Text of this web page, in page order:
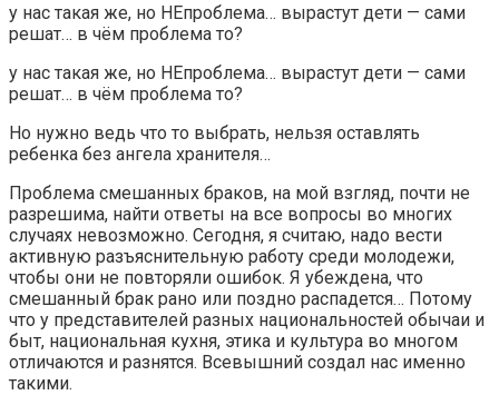
у нас такая же, но НЕпроблема… вырастут дети — сами
решат… в чём проблема то?
у нас такая же, но НЕпроблема… вырастут дети — сами
решат… в чём проблема то?
Но нужно ведь что то выбрать, нельзя оставлять
ребенка без ангела хранителя…
Проблема смешанных браков, на мой взгляд, почти не
разрешима, найти ответы на все вопросы во многих
случаях невозможно. Сегодня, я считаю, надо вести
активную разъяснительную работу среди молодежи,
чтобы они не повторяли ошибок. Я убеждена, что
смешанный брак рано или поздно распадется… Потому
что у представителей разных национальностей обычаи и
быт, национальная кухня, этика и культура во многом
отличаются и разнятся. Всевышний создал нас именно
такими.